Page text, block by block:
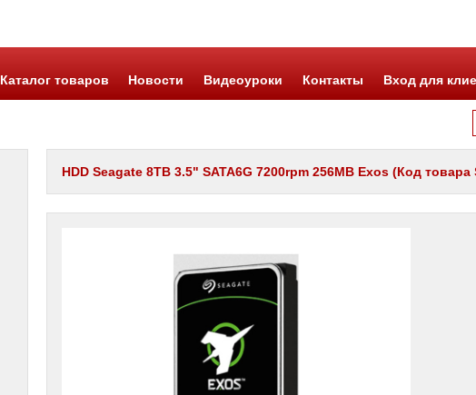
Каталог товаров Новости Видеоуроки Контакты Вход для
HDD Seagate 8TB 3.5" SATA6G 7200rpm 256MB Exos (Код товара